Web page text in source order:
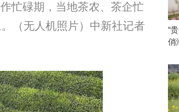
忙碌期，当地茶农、茶企忙
（无人机照片）中新社记者
“
俏